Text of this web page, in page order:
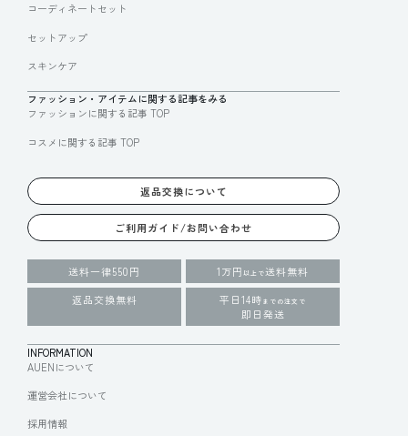
コーディネートセット
セットアップ
スキンケア
ファッション・アイテムに関する記事をみる
ファッションに関する記事 TOP
コスメに関する記事 TOP
返品交換について
ご利用ガイド/お問い合わせ
送料一律550円 1万円 以上で送料無料
返品交換無料
平日14時 までの注文で
即日発送
INFORMATION
AUENについて
運営会社について
採用情報